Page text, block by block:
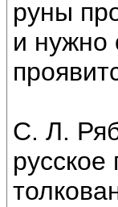
руны
и нужно
С. Л.